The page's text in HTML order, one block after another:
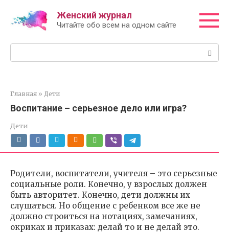
контенту
Женский журнал
Читайте обо всем на одном сайте
Главная » Дети
Воспитание – серьезное дело или игра?
Дети
Родители, воспитатели, учителя – это серьезные
социальные роли. Конечно, у взрослых должен
быть авторитет. Конечно, дети должны их
слушаться. Но общение с ребенком все же не
должно строиться на нотациях, замечаниях,
окриках и приказах: делай то и не делай это.